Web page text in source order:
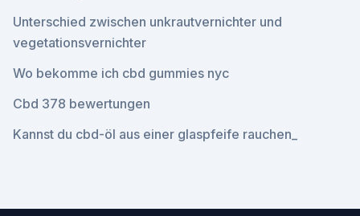
Unterschied zwischen unkrautvernichter und
vegetationsvernichter
Wo bekomme ich cbd gummies nyc
Cbd 378 bewertungen
Kannst du cbd-öl aus einer glaspfeife rauchen_